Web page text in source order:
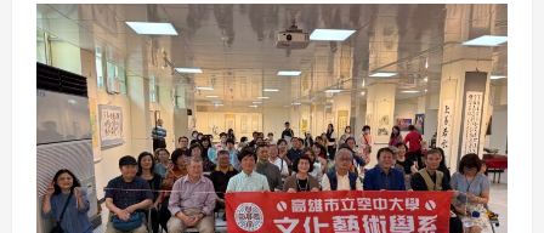
福
部
屏
東
醫
院
新
醫
療
大
樓
動
土